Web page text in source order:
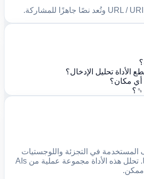
الأداة تحليل الإدخال؟
أي مكان؟
␝؟
المستخدمة في التجزئة واللوجستيات
والرعاية الصحية وغيرها. تحلل هذه الأداة مجموعة عملية من AIs